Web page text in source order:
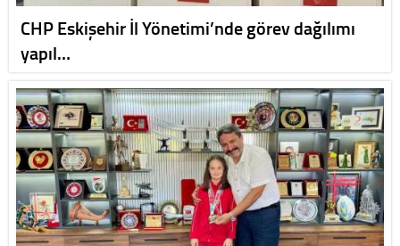
CHP Eskişehir İl Yönetimi’nde görev dağılımı
yapıl…